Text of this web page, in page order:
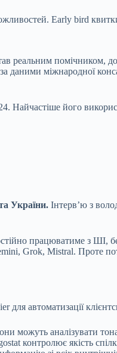
Early bird
реальним помічником,
даними міжнародної
його
України. Інтерв’ю з
працюватиме з ШІ,
Grok, Mistral. Проте
для автоматизації
аналізувати
контролює якість